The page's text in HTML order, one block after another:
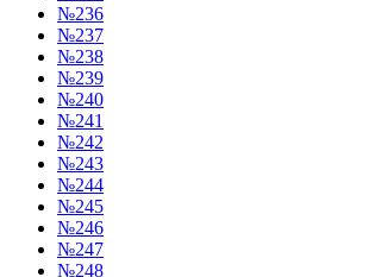
№236
№237
№238
№239
№240
№241
№242
№243
№244
№245
№246
№247
№248